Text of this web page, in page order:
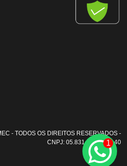
- TODOS OS DIREITOS RESERVADOS -
CNPJ: 05.831.108/0001-40
1